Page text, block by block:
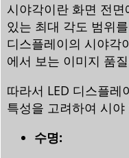
시야각이란 화면 전
있는 최대 각도 범위
디스플레이의 시야각
에서 보는 이미지 품
따라서 LED 디스플
특성을 고려하여 시
수명: